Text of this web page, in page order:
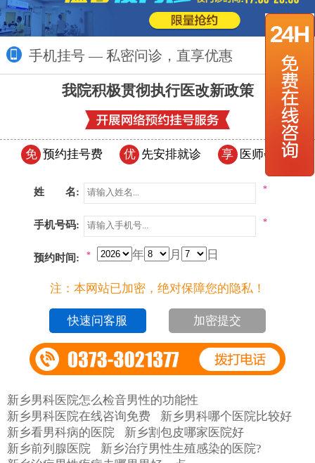
手机挂号 — 私密问诊，直享优惠 更多>>
我院积极贯彻执行医改新政策
免 预约挂号费 优 先安排就诊 享 医师会诊
姓 名: *
手机号码: *
预约时间: 年 月 日
*
注：本网站已加密，绝对保障您的隐私！
加密提交
新乡男科医院怎么检音男性的功能性
新乡男科医院在线咨询免费
新乡男科哪个医院比较好
新乡看男科病的医院
新乡割包皮哪家医院好
新乡前列腺医院
新乡治疗男性生殖感染的医院?